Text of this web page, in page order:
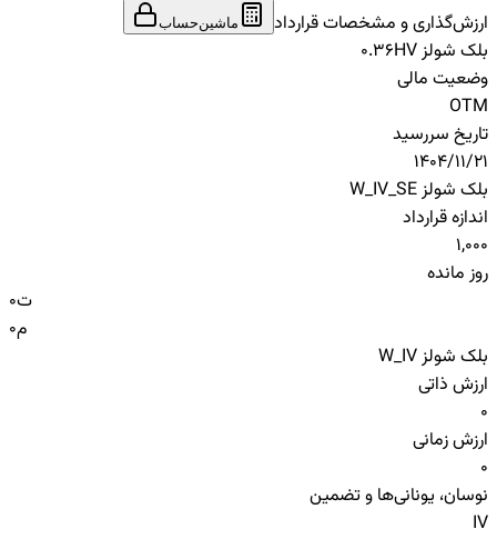
ارزش‌گذاری و مشخصات قرارداد
ماشین‌حساب
بلک شولز HV
0.36
وضعیت مالی
OTM
تاریخ سررسید
1404/11/21
بلک شولز W_IV_SE
اندازه قرارداد
1,000
روز مانده
0ت
0م
بلک شولز W_IV
ارزش ذاتی
0
ارزش زمانی
0
نوسان، یونانی‌ها و تضمین
IV